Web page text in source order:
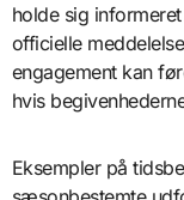
holde sig
officielle
engagement kan
hvis
Eksempler på